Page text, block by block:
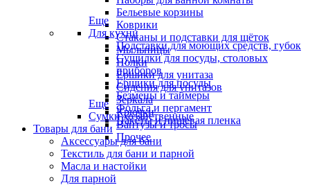
Бельевые корзины
Коврики
Стаканы и подставки для щёток
Мыльницы
Полки
Ёршики для унитаза
Сидения для унитазов
Зеркала
Крючки
Вантузы и тросы
Прочее
Еще
Для кухни
Подставки для моющих средств, губок
Сушилки для посуды, столовых
приборов
Ёршики для посуды
Безмены и таймеры
Фольга и пергамент
Пакеты и пищевая пленка
Еще
Сумки хозяйственные
Товары для бани
Аксессуары для бани
Текстиль для бани и парной
Масла и настойки
Для парной